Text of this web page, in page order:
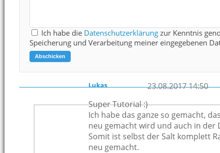
Ich habe die Datenschutzerklärung zur Kenntnis
Speicherung und Verarbeitung meiner eingegebenen
Lukas
23.08.2017 14:50
Super Tutorial :)
Ich habe das ganze so gemacht,
neu gemacht wird und auch in der
Somit ist selbst der Salt komplett
neu gemacht.